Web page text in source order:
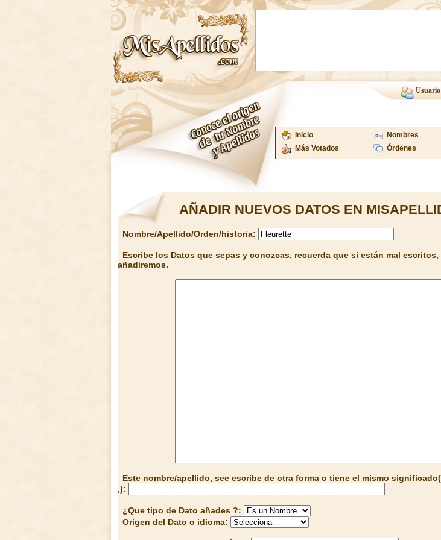
Usuario
Inicio Nombres
Más Votados
Órdenes
AÑADIR NUEVOS DATOS EN
Nombre/Apellido/Orden/historia:
Escribe los Datos que sepas y conozcas, recuerda que si están mal
añadiremos.
Este nombre/apellido, see escribe de otra forma o tiene el mismo
,):
¿Que tipo de Dato añades ?:
Origen del Dato o idioma: